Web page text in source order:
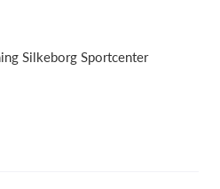
Silkeborg Sportcenter